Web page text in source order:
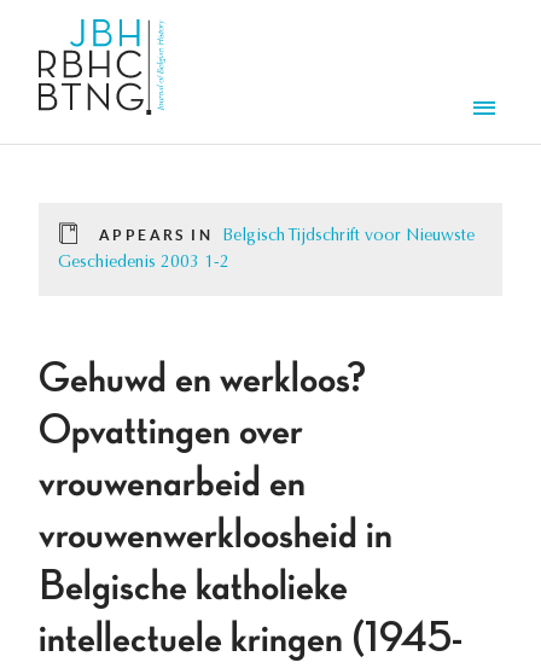
APPEARS IN
Belgisch Tijdschrift voor Nieuwste
Geschiedenis 2003 1-2
Gehuwd en werkloos?
Opvattingen over
vrouwenarbeid en
vrouwenwerkloosheid in
Belgische katholieke
intellectuele kringen (1945-